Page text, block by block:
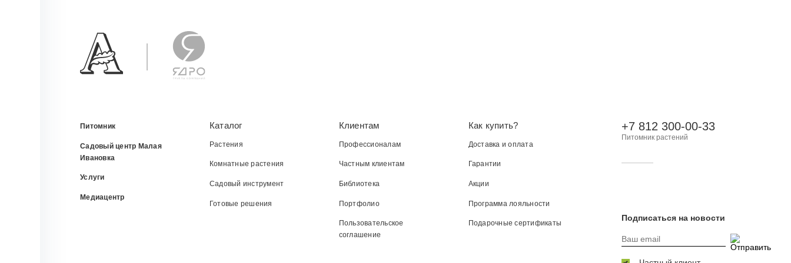
Питомник
Садовый центр Малая
Ивановка
Услуги
Медиацентр
Каталог
Растения
Комнатные растения
Садовый инструмент
Готовые решения
Клиентам
Профессионалам
Частным клиентам
Библиотека
Портфолио
Пользовательское
соглашение
Как купить?
Доставка и оплата
Гарантии
Акции
Программа лояльности
Подарочные сертификаты
+7 812 300-00-33
Питомник растений
Подписаться на новости